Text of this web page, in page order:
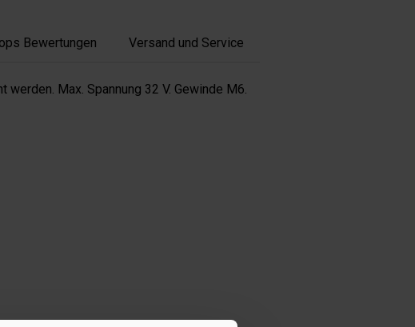
Bewertungen Versand und Service
Max. Spannung 32 V. Gewinde M6.